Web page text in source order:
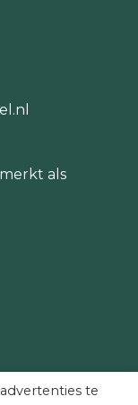
als
te